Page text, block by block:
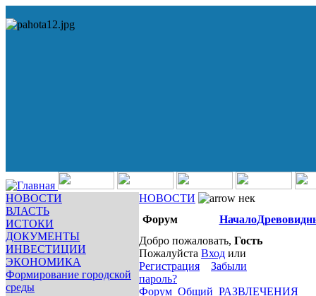
НОВОСТИ
ВЛАСТЬ
ИСТОКИ
ДОКУМЕНТЫ
ИНВЕСТИЦИИ
ЭКОНОМИКА
Формирование городской
среды
НОВОСТИ
нек
Форум
Начало
Добро пожаловать, Гость
Пожалуйста Вход или
Регистрация
Забыли
пароль?
Форум Общий РАЗВЛЕЧЕНИЯ